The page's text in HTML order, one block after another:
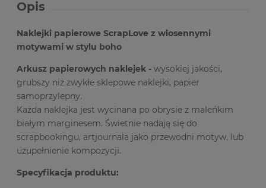
Opis
Naklejki papierowe ScrapLove z wiosennymi
motywami w stylu boho
Arkusz papierowych naklejek - wysokiej jakości,
grubszy niż zwykłe sklepowe naklejki, papier
samoprzylepny.
Każda naklejka jest wycinana po obrysie z maleńkim
białym marginesem. Świetnie nadają się do
scrapbookingu, artjournala jako przewodni motyw, lub
uzupełnienie kompozycji.
Specyfikacja produktu: